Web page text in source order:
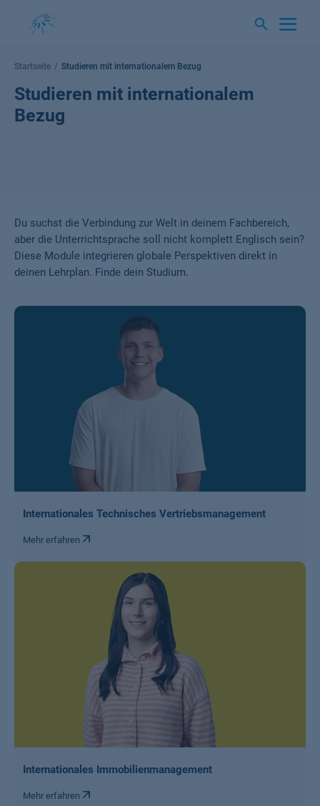
Startseite Studieren mit internationalem Bezug
Studieren mit internationalem
Bezug
Du suchst die Verbindung zur Welt in deinem Fachbereich,
aber die Unterrichtsprache soll nicht komplett Englisch sein?
Diese Module integrieren globale Perspektiven direkt in
deinen Lehrplan. Finde dein Studium.
Internationales Technisches Vertriebsmanagement
Mehr erfahren
Internationales Immobilienmanagement
Mehr erfahren